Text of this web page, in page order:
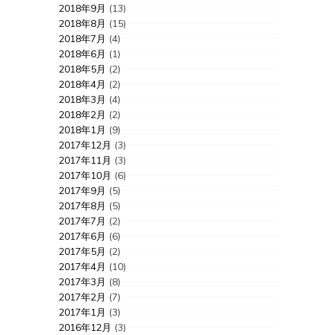
2018年9月 (13)
2018年8月 (15)
2018年7月 (4)
2018年6月 (1)
2018年5月 (2)
2018年4月 (2)
2018年3月 (4)
2018年2月 (2)
2018年1月 (9)
2017年12月 (3)
2017年11月 (3)
2017年10月 (6)
2017年9月 (5)
2017年8月 (5)
2017年7月 (2)
2017年6月 (6)
2017年5月 (2)
2017年4月 (10)
2017年3月 (8)
2017年2月 (7)
2017年1月 (3)
2016年12月 (3)